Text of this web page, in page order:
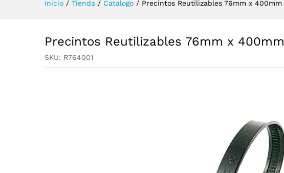
Inicio / Tienda / Catalogo / Precintos Reutilizables 76mm x 400mm
Precintos Reutilizables 76mm x 400mm
SKU: R764001